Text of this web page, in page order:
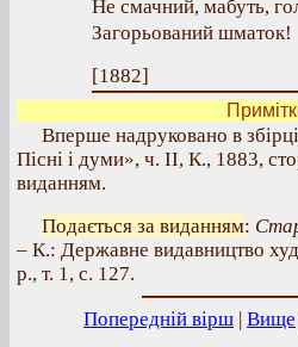
Не смачний, мабуть,
Загорьований шматок!
[1882]
Вперше надруковано в
Пісні і думи», ч. II, К., 1883,
виданням.
Подається за виданням:
– К.: Державне видавництво
р., т. 1, с. 127.
Попередній вірш | Вище